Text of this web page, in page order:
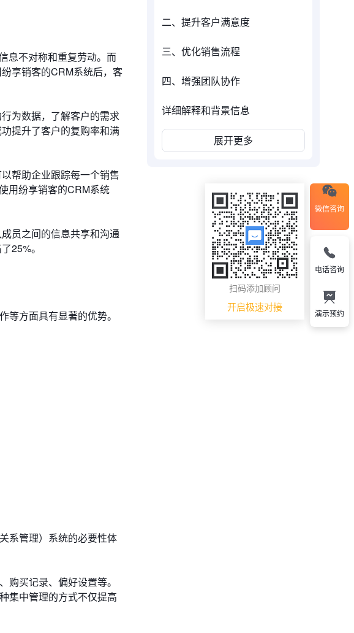
息不对称和重复劳动。而
享销客的CRM系统后，客
为数据，了解客户的需求
提升了客户的复购率和满
帮助企业跟踪每一个销售
用纷享销客的CRM系统
员之间的信息共享和沟通
25%。
方面具有显著的优势。
系管理）系统的必要性体
买记录、偏好设置等。
集中管理的方式不仅提高
二、提升客户满意度
三、优化销售流程
四、增强团队协作
详细解释和背景信息
展开更多
微信咨询
扫码添加顾问
开启极速对接
电话咨询
演示预约